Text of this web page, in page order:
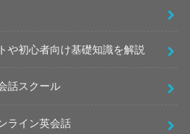
や初心者向け基礎知識を解説
話スクール
ライン英会話